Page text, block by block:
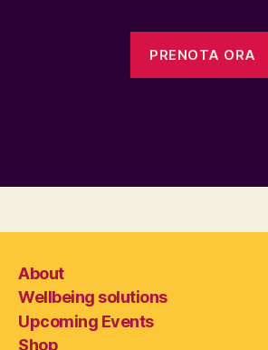
PRENOTA ORA
About
Wellbeing solutions
Upcoming Events
Shop